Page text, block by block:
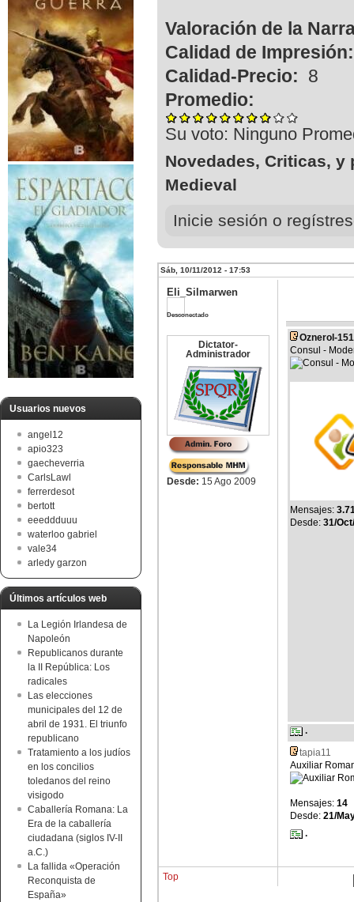
Usuarios nuevos
angel12
apio323
gaecheverria
CarlsLawl
ferrerdesot
bertott
eeeddduuu
waterloo gabriel
vale34
arledy garzon
Últimos artículos web
La Legión Irlandesa de
Napoleón
Republicanos durante
la II República: Los
radicales
Las elecciones
municipales del 12 de
abril de 1931. El triunfo
republicano
Tratamiento a los judíos
en los concilios
toledanos del reino
visigodo
Caballería Romana: La
Era de la caballería
ciudadana (siglos IV-II
a.C.)
La fallida «Operación
Reconquista de
España»
Valoración de la
Calidad de
Calidad-Precio: 8
Promedio:
Su voto: Ninguno
Novedades, Criticas,
Medieval
Inicie sesión o
Sáb, 10/11/2012 - 17:53
Eli_Silmarwen
Desconectado
Dictator-
Administrador
Desde: 15 Ago 2009
Oznerol-
Consul -
Mensajes:
Desde: 31/
·
tapia11
Auxiliar
Mensajes: 14
Desde: 21/
·
Top